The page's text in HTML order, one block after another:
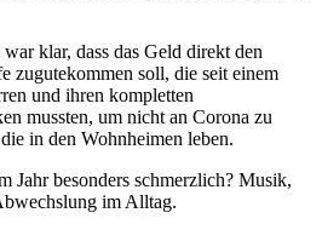
klar, dass das Geld direkt den
zugutekommen soll, die seit einem
und ihren kompletten
mussten, um nicht an Corona zu
in den Wohnheimen leben.
Jahr besonders schmerzlich? Musik,
im Alltag.